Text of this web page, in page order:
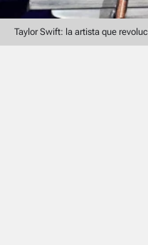
Taylor Swift: la artista que